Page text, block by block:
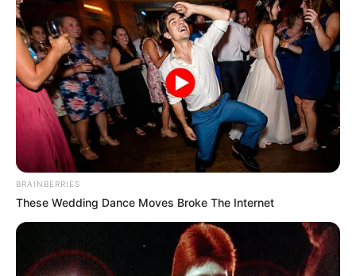
BRAINBERRIES
These Wedding Dance Moves Broke The Internet